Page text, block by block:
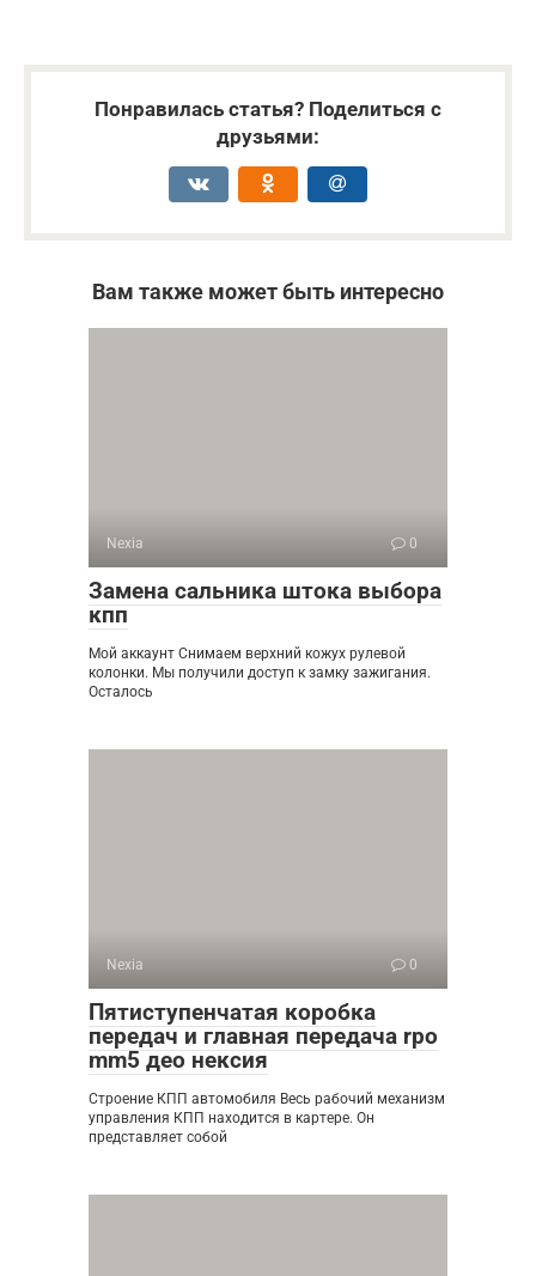
Понравилась статья? Поделиться с
друзьями:
Вам также может быть интересно
Nexia 0
Замена сальника штока выбора
кпп
Мой аккаунт Снимаем верхний кожух рулевой
колонки. Мы получили доступ к замку зажигания.
Осталось
Nexia 0
Пятиступенчатая коробка
передач и главная передача rpo
mm5 део нексия
Строение КПП автомобиля Весь рабочий механизм
управления КПП находится в картере. Он
представляет собой